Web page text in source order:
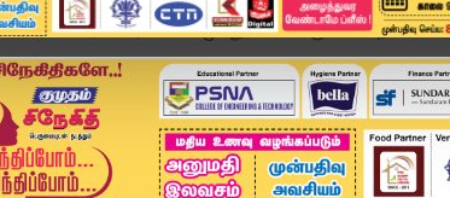
கலெக்டர் பெயரில் போலி முகநூல் கணக்கு.. வடமாநில ...